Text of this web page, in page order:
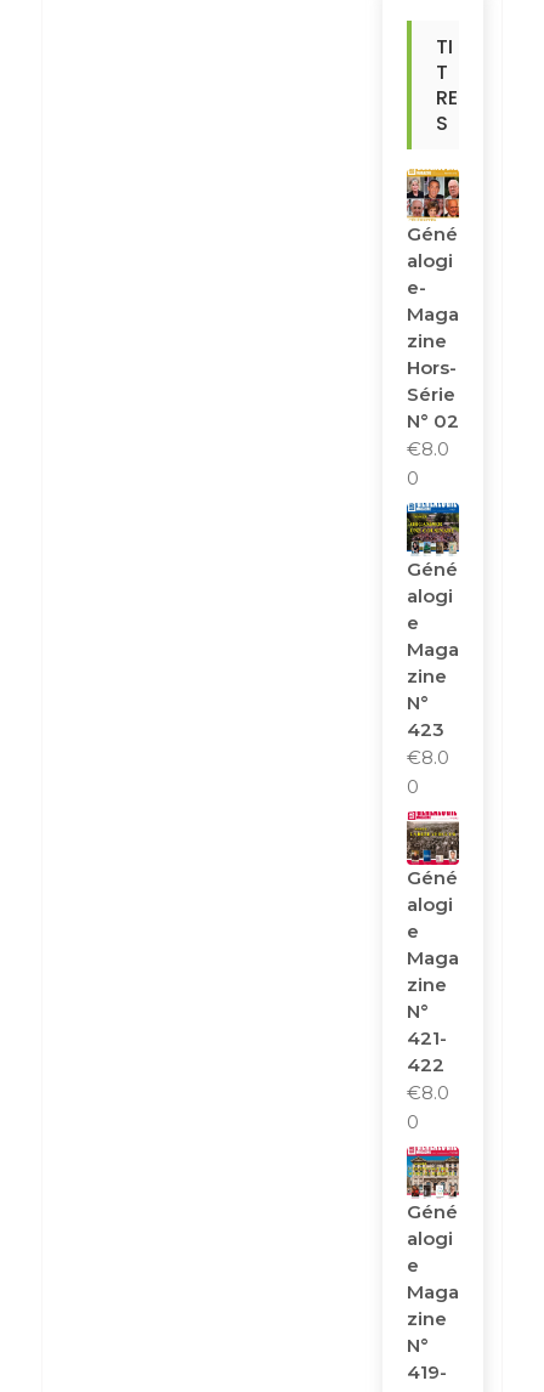
TI
T
RE
S
Géné
Alogi
E-
Maga
Zine
Hors-
Série
N° 02
€8.0
0
Géné
Alogi
E
Maga
Zine
N°
423
€8.0
0
Géné
Alogi
E
Maga
Zine
N°
421-
422
€8.0
0
Géné
Alogi
E
Maga
Zine
N°
419-